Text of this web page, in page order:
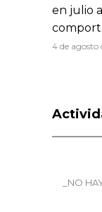
en julio
4 de agosto
_NO